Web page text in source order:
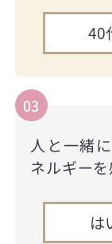
40
03
人と一緒
ネルギー
は